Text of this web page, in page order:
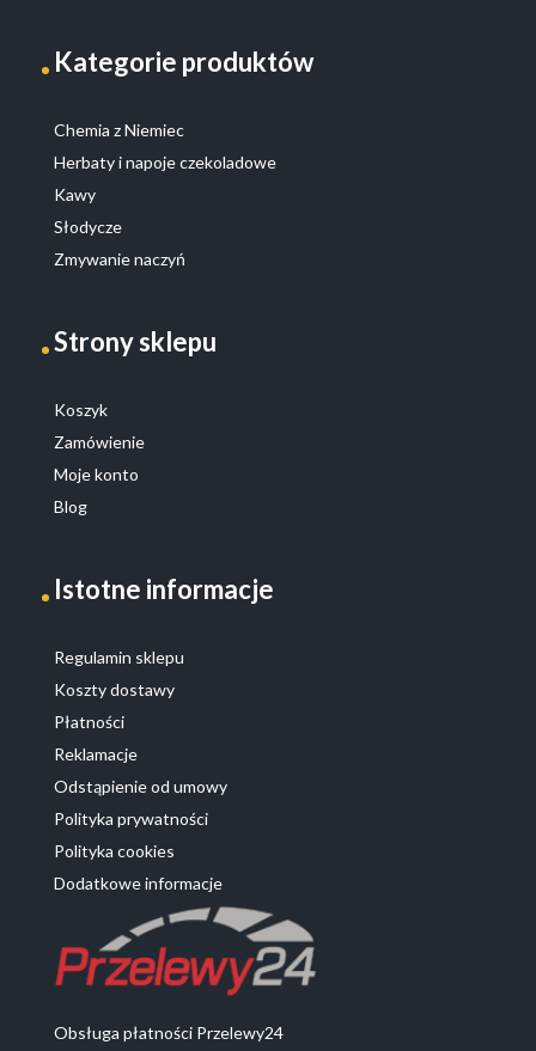
Kategorie produktów
Chemia z Niemiec
Herbaty i napoje czekoladowe
Kawy
Słodycze
Zmywanie naczyń
Strony sklepu
Koszyk
Zamówienie
Moje konto
Blog
Istotne informacje
Regulamin sklepu
Koszty dostawy
Płatności
Reklamacje
Odstąpienie od umowy
Polityka prywatności
Polityka cookies
Dodatkowe informacje
Obsługa płatności Przelewy24